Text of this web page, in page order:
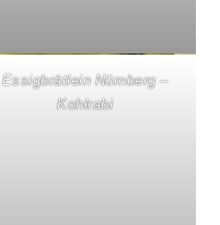
Essigbrätlein Nürnberg –
Kohlrabi